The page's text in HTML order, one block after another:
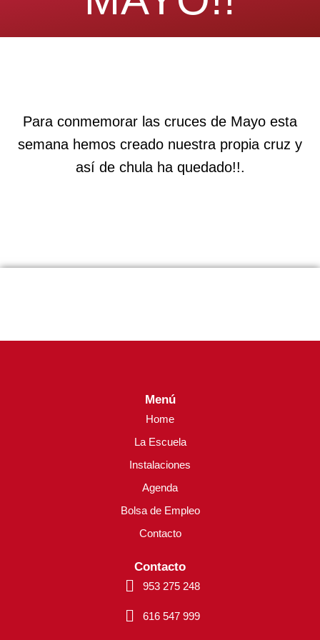
Para conmemorar las cruces de Mayo esta
semana hemos creado nuestra propia cruz y
así de chula ha quedado!!.
Menú
Home
La Escuela
Instalaciones
Agenda
Bolsa de Empleo
Contacto
Contacto
953 275 248
616 547 999